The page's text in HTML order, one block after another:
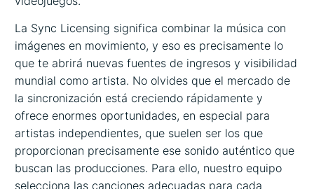
La Sync Licensing significa combinar la música con
imágenes en movimiento, y eso es precisamente lo
que te abrirá nuevas fuentes de ingresos y visibilidad
mundial como artista. No olvides que el mercado de
la sincronización está creciendo rápidamente y
ofrece enormes oportunidades, en especial para
artistas independientes, que suelen ser los que
proporcionan precisamente ese sonido auténtico que
buscan las producciones. Para ello, nuestro equipo
selecciona las canciones adecuadas para cada